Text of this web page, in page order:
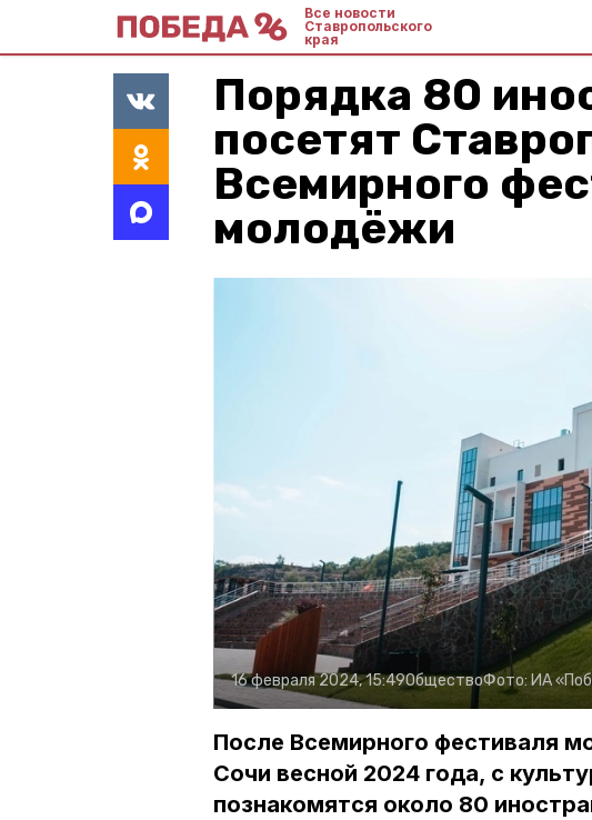
Все новости
Ставропольского
края
Порядка 80
посетят
Всемирного
молодёжи
16 февраля 2024, 15:49ОбществоФото:ИА
После Всемирного фестиваля
Сочи весной 2024 года, с
познакомятся около 80